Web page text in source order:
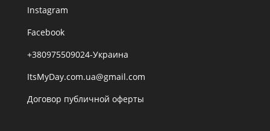
Instagram
Facebook
+380975509024-Украина
ItsMyDay.com.ua@gmail.com
Договор публичной оферты